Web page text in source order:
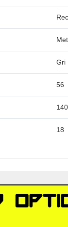
Gri
56
140
18